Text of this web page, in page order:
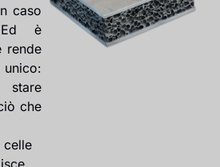
caso
Ed è
rende
che
celle